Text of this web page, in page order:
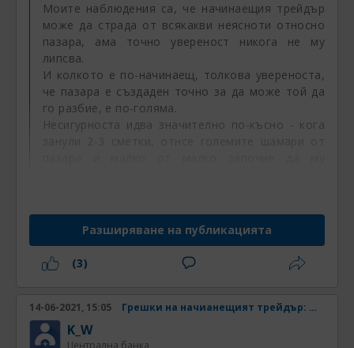
Моите наблюдения са, че начинаещия трейдър
може да страда от всякакви неясноти относно
пазара, ама точно увереност никога не му
липсва.
И колкото е по-начинаещ, толкова увереноста,
че пазара е създаден точно за да може той да
го разбие, е по-голяма.
Несигурноста идва значително по-късно - кога
Човека може да е надраснал
"обикновените" инструменти и да гони
висшия пилотаж при криптото ...
Не го знаем на какво ниво е.
само по-голяма спортна злоба към пазара.
Той ми взе едни кинти, ама аз ей ся ще му
Разширяване на публикацията
(3)
14-06-2021, 15:05 Грешки на начианещият трейдър: Непознаване на инструмента
K_W
Централна банка